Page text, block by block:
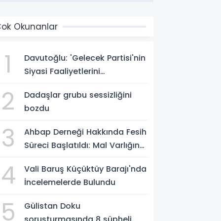
Okunanlar
1
Davutoğlu: 'Gelecek Partisi'nin
Siyasi Faaliyetlerini
2
Dadaşlar grubu sessizliğini
bozdu
3
Ahbap Derneği Hakkında Fesih
Süreci Başlatıldı: Mal Varlığına
4
Vali Baruş Küçüktüy Barajı'nda
İncelemelerde Bulundu
5
Gülistan Doku